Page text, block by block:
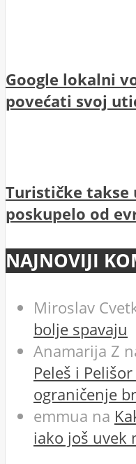
Google lokalni
povećati svoj
Turističke takse
poskupelo od
NAJNOVIJI
Miroslav
bolje spavaju
Anamarija Z
Peleš i
ograničenje
emmua na
iako još uvek